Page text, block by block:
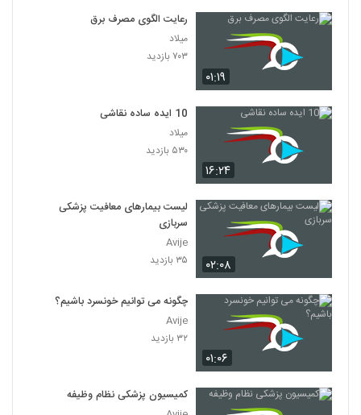
۰۱:۱۹
رعایت الگوی مصرف برق
میلاد
۷۰۳ بازدید
۱۶:۲۴
10 ایده ساده نقاشی
میلاد
۵۳۰ بازدید
۰۲:۰۸
لیست بیمارهای معافیت پزشکی
سربازی
Avije
۳۵ بازدید
۰۱:۰۶
چگونه می توانیم خونسرد باشیم؟
Avije
۳۲ بازدید
کمیسیون پزشکی نظام وظیفه